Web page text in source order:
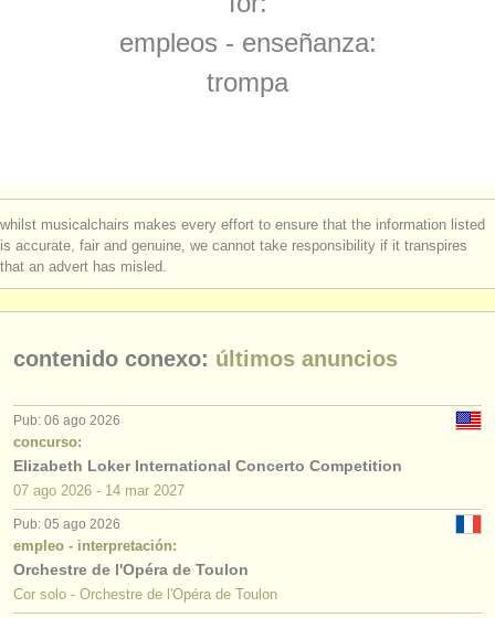
instrumentos robados
conservatorios
jóvenes orquestas
contáctenos
fuentes rss
noticias sobre música clásica
editor:
anúnciese con nosotros
find out about ourATS
(3)
empleos - enseñanza:
trompa
whilst musicalchairs makes every effort to ensure that the information listed
is accurate, fair and genuine, we cannot take responsibility if it transpires
that an advert has misled.
contenido conexo: últimos anuncios
Pub: 06 ago 2026
concurso:
Elizabeth Loker International Concerto Competition
07 ago 2026 - 14 mar 2027
Pub: 05 ago 2026
empleo - interpretación:
Orchestre de l'Opéra de Toulon
Cor solo - Orchestre de l'Opéra de Toulon